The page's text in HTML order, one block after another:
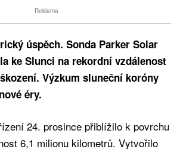
Reklama
úspěch. Sonda Parker Solar
ke Slunci na rekordní vzdálenost
Výzkum sluneční koróny
éry.
24. prosince přiblížilo k povrchu
6,1 milionu kilometrů. Vytvořilo